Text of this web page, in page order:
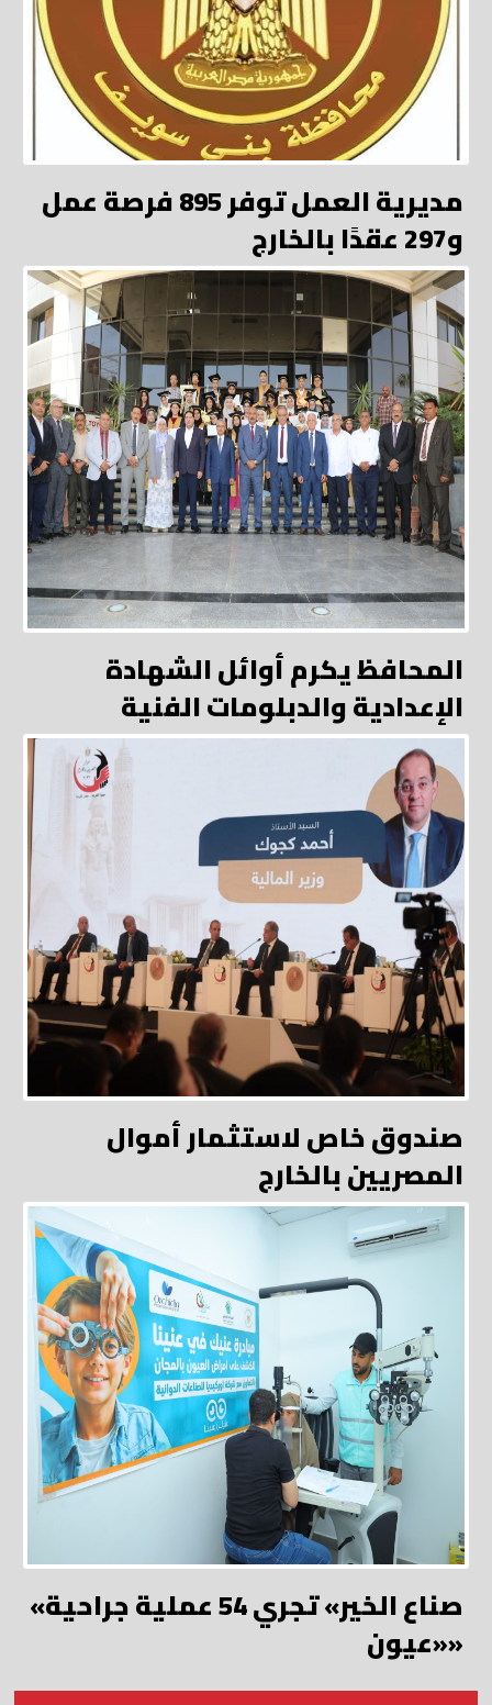
مديرية العمل توفر 895 فرصة عمل
و297 عقدًا بالخارج
المحافظ يكرم أوائل الشهادة
الإعدادية والدبلومات الفنية
صندوق خاص لاستثمار أموال
المصريين بالخارج
«صناع الخير» تجري 54 عملية جراحية
«عيون»